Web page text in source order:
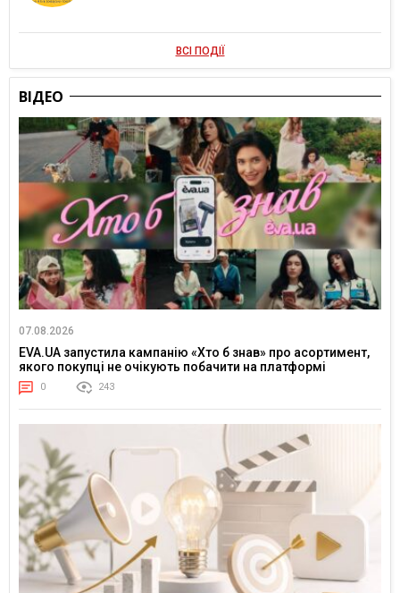
ВСІ ПОДІЇ
ВІДЕО
07.08.2026
EVA.UA запустила кампанію «Хто б знав» про асортимент,
якого покупці не очікують побачити на платформі
0 243